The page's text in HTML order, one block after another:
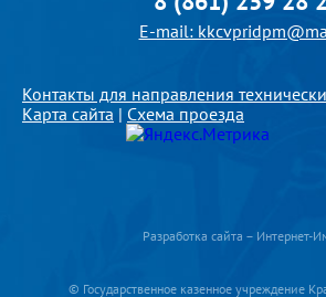
E-mail:
Контакты для направления
Карта сайта | Схема проезда
© Государственное казенное учреждение
Разработка сайта – Интернет-